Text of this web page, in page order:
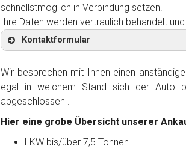
schnellstmöglich in Verbindung setzen.
Ihre Daten werden vertraulich behandelt
Kontaktformular
Kontaktformular
Marke*
Wir besprechen mit Ihnen einen
egal in welchem Stand sich der Auto
abgeschlossen .
Hier eine grobe Übersicht unserer
LKW bis/über 7,5 Tonnen